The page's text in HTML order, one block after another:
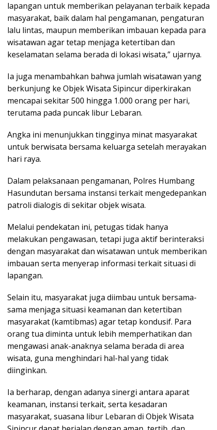
lapangan untuk memberikan pelayanan terbaik kepada
masyarakat, baik dalam hal pengamanan, pengaturan
lalu lintas, maupun memberikan imbauan kepada para
wisatawan agar tetap menjaga ketertiban dan
keselamatan selama berada di lokasi wisata,” ujarnya.
Ia juga menambahkan bahwa jumlah wisatawan yang
berkunjung ke Objek Wisata Sipincur diperkirakan
mencapai sekitar 500 hingga 1.000 orang per hari,
terutama pada puncak libur Lebaran.
Angka ini menunjukkan tingginya minat masyarakat
untuk berwisata bersama keluarga setelah merayakan
hari raya.
Dalam pelaksanaan pengamanan, Polres Humbang
Hasundutan bersama instansi terkait mengedepankan
patroli dialogis di sekitar objek wisata.
Melalui pendekatan ini, petugas tidak hanya
melakukan pengawasan, tetapi juga aktif berinteraksi
dengan masyarakat dan wisatawan untuk memberikan
imbauan serta menyerap informasi terkait situasi di
lapangan.
Selain itu, masyarakat juga diimbau untuk bersama-
sama menjaga situasi keamanan dan ketertiban
masyarakat (kamtibmas) agar tetap kondusif. Para
orang tua diminta untuk lebih memperhatikan dan
mengawasi anak-anaknya selama berada di area
wisata, guna menghindari hal-hal yang tidak
diinginkan.
Ia berharap, dengan adanya sinergi antara aparat
keamanan, instansi terkait, serta kesadaran
masyarakat, suasana libur Lebaran di Objek Wisata